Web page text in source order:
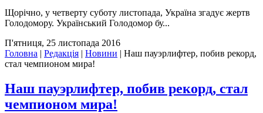
Щорічно, у четверту суботу листопада, Україна згадує жертв
Голодомору. Український Голодомор бу...
П'ятниця, 25 листопада 2016
Головна | Редакція | Новини | Наш пауэрлифтер, побив рекорд,
стал чемпионом мира!
Наш пауэрлифтер, побив рекорд, стал
чемпионом мира!